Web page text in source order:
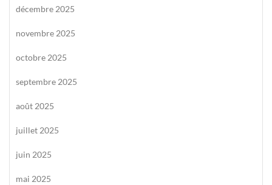
décembre 2025
novembre 2025
octobre 2025
septembre 2025
août 2025
juillet 2025
juin 2025
mai 2025